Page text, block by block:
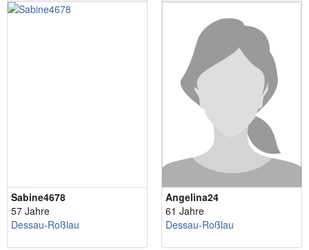
Sabine4678
57 Jahre
Dessau-Roßlau
Angelina24
61 Jahre
Dessau-Roßlau